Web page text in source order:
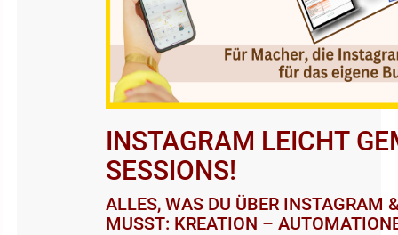
INSTAGRAM LEICHT
SESSIONS!
ALLES, WAS DU ÜBER INSTAGRAM
MUSST: KREATION –